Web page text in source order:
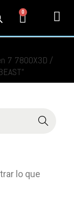
0
7 7800X3D /
Buscar
lo que